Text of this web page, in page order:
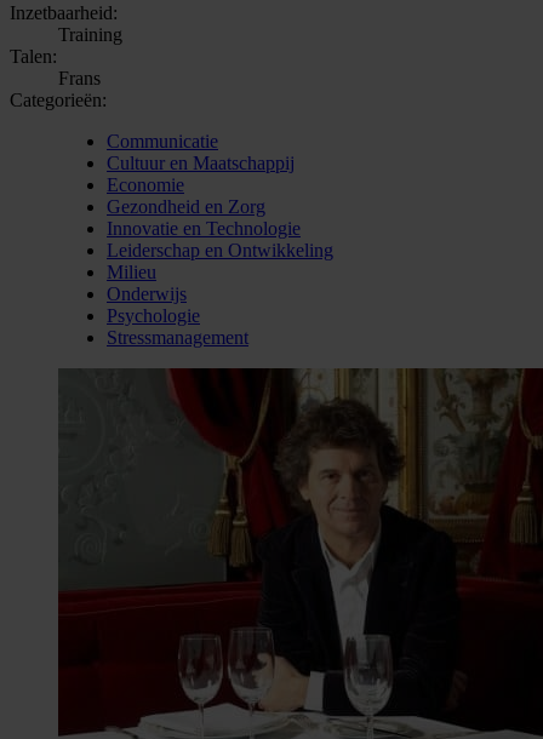
Inzetbaarheid:
Training
Talen:
Frans
Categorieën:
Communicatie
Cultuur en Maatschappij
Economie
Gezondheid en Zorg
Innovatie en Technologie
Leiderschap en Ontwikkeling
Milieu
Onderwijs
Psychologie
Stressmanagement